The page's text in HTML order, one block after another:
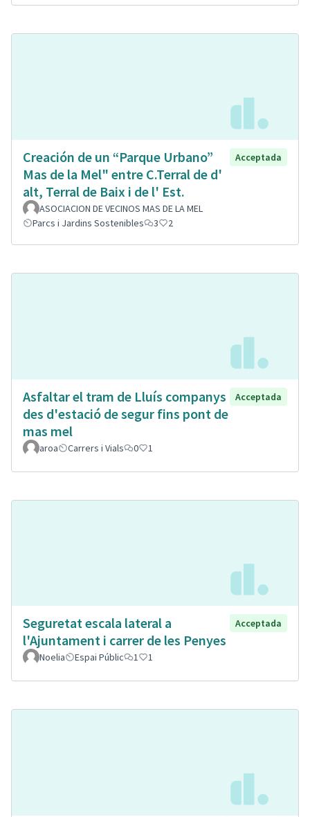
Creación de un “Parque Urbano”
Mas de la Mel" entre C.Terral de d'
alt, Terral de Baix i de l' Est.
Acceptada
ASOCIACION DE VECINOS MAS DE LA MEL
Parcs i Jardins Sostenibles
3 2
Asfaltar el tram de Lluís companys
des d'estació de segur fins pont de
mas mel
Acceptada
aroa Carrers i Vials 0 1
Seguretat escala lateral a
l'Ajuntament i carrer de les Penyes
Acceptada
Noelia Espai Públic 1 1